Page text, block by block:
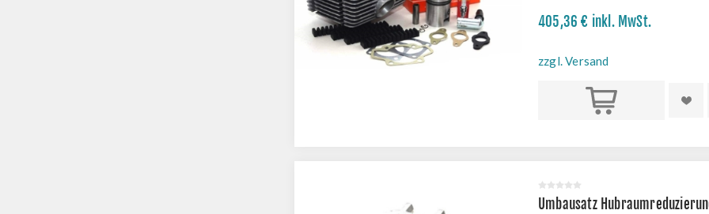
405,36 € inkl. MwSt.
zzgl. Versand
Kaufen
Umbausatz